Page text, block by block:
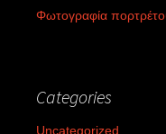
Φωτογραφία
Categories
Uncategorized